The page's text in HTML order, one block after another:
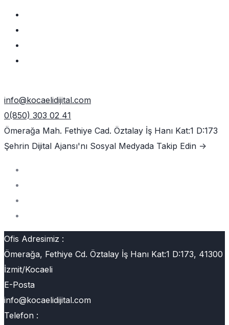
info@kocaelidijital.com
0(850) 303 02 41
Ömerağa Mah. Fethiye Cad. Öztalay İş Hanı Kat:1 D:173
Şehrin Dijital Ajansı'nı Sosyal Medyada Takip Edin ->
Ofis Adresimiz :
Ömerağa, Fethiye Cd. Öztalay İş Hanı Kat:1 D:173, 41300
İzmit/Kocaeli
E-Posta
info@kocaelidijital.com
Telefon :